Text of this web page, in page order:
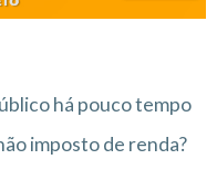
há pouco tempo
imposto de renda?